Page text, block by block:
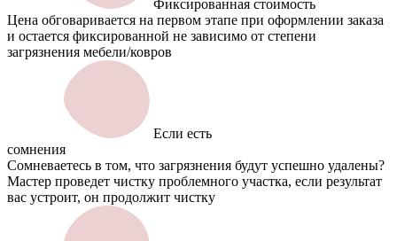
Фиксированная стоимость
Цена обговаривается на первом этапе при оформлении заказа
и остается фиксированной не зависимо от степени
загрязнения мебели/ковров
Если есть
сомнения
Сомневаетесь в том, что загрязнения будут успешно удалены?
Мастер проведет чистку проблемного участка, если результат
вас устроит, он продолжит чистку